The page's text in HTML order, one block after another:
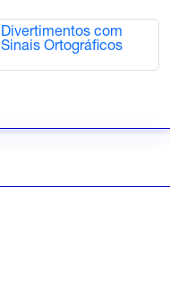
Divertimentos com
Sinais Ortográficos